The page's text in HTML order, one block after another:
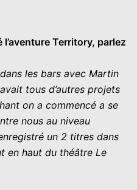
Territory, parlez
les bars avec Martin
tous d’autres projets
on a commencé a se
nous au niveau
un 2 titres dans
en haut du théâtre Le